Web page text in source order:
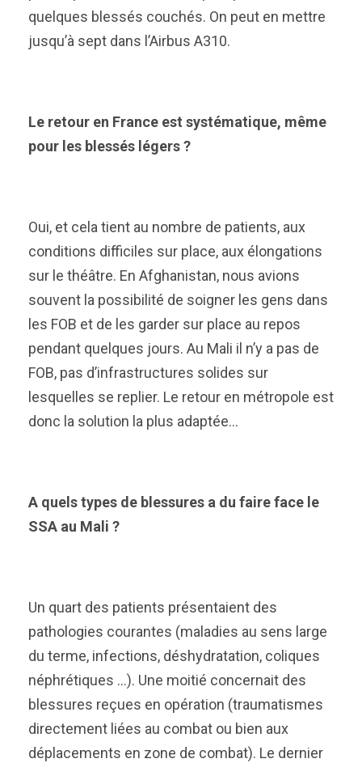
quelques blessés couchés. On peut en mettre
jusqu’à sept dans l’Airbus A310.
Le retour en France est systématique, même
pour les blessés légers ?
Oui, et cela tient au nombre de patients, aux
conditions difficiles sur place, aux élongations
sur le théâtre. En Afghanistan, nous avions
souvent la possibilité de soigner les gens dans
les FOB et de les garder sur place au repos
pendant quelques jours. Au Mali il n’y a pas de
FOB, pas d’infrastructures solides sur
lesquelles se replier. Le retour en métropole est
donc la solution la plus adaptée…
A quels types de blessures a du faire face le
SSA au Mali ?
Un quart des patients présentaient des
pathologies courantes (maladies au sens large
du terme, infections, déshydratation, coliques
néphrétiques …). Une moitié concernait des
blessures reçues en opération (traumatismes
directement liées au combat ou bien aux
déplacements en zone de combat). Le dernier